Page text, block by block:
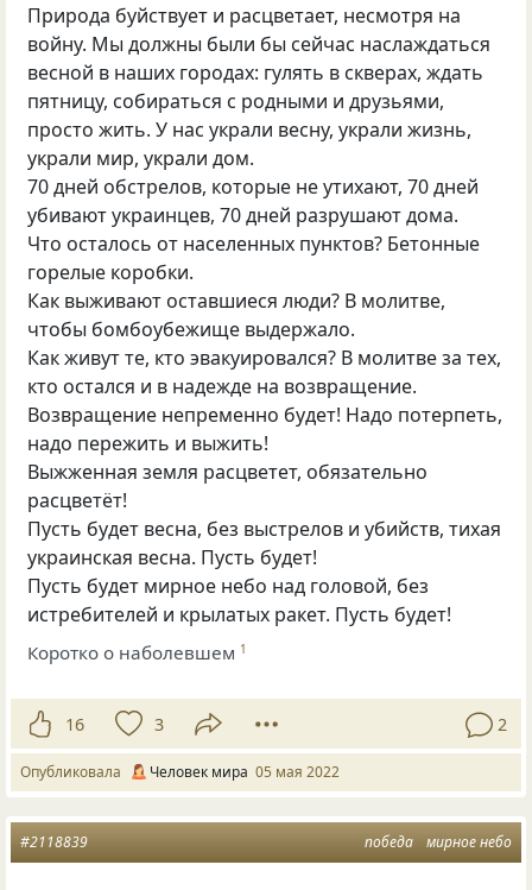
Природа буйствует и расцветает, несмотря на
войну. Мы должны были бы сейчас наслаждаться
весной в наших городах: гулять в скверах, ждать
пятницу, собираться с родными и друзьями,
просто жить. У нас украли весну, украли жизнь,
украли мир, украли дом.
70 дней обстрелов, которые не утихают, 70 дней
убивают украинцев, 70 дней разрушают дома.
Что осталось от населенных пунктов? Бетонные
горелые коробки.
Как выживают оставшиеся люди? В молитве,
чтобы бомбоубежище выдержало.
Как живут те, кто эвакуировался? В молитве за тех,
кто остался и в надежде на возвращение.
Возвращение непременно будет! Надо потерпеть,
надо пережить и выжить!
Выжженная земля расцветет, обязательно
расцветёт!
Пусть будет весна, без выстрелов и убийств, тихая
украинская весна. Пусть будет!
Пусть будет мирное небо над головой, без
истребителей и крылатых ракет. Пусть будет!
Коротко о наболевшем 1
16 3 2
Опубликовала Человек мира 05 мая 2022
победа мирное небо
#2118839